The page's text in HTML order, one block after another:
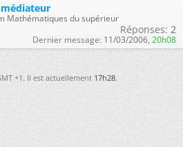
Mathématiques du supérieur
Réponses: 2
Dernier message: 11/03/2006, 20h08
+1. Il est actuellement17h28.